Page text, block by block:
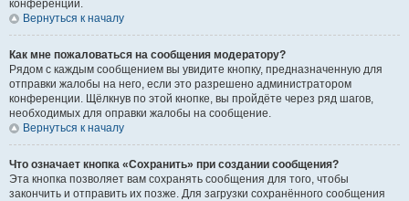
конференции.
Вернуться к началу
Как мне пожаловаться на сообщения модератору?
Рядом с каждым сообщением вы увидите кнопку, предназначенную для
отправки жалобы на него, если это разрешено администратором
конференции. Щёлкнув по этой кнопке, вы пройдёте через ряд шагов,
необходимых для оправки жалобы на сообщение.
Вернуться к началу
Что означает кнопка «Сохранить» при создании сообщения?
Эта кнопка позволяет вам сохранять сообщения для того, чтобы
закончить и отправить их позже. Для загрузки сохранённого сообщения